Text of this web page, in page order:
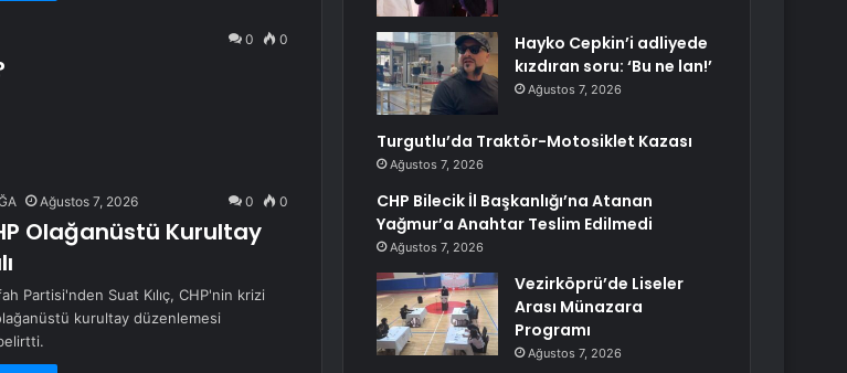
0 0
Ağustos 7, 2026 0 0
Olağanüstü Kurultay
Partisi'nden Suat Kılıç, CHP'nin krizi
kurultay düzenlemesi
Hayko Cepkin’i adliyede
kızdıran soru: ‘Bu ne lan!’
Ağustos 7, 2026
Turgutlu’da Traktör-Motosiklet Kazası
Ağustos 7, 2026
CHP Bilecik İl Başkanlığı’na Atanan
Yağmur’a Anahtar Teslim Edilmedi
Ağustos 7, 2026
Vezirköprü’de Liseler
Arası Münazara
Programı
Ağustos 7, 2026